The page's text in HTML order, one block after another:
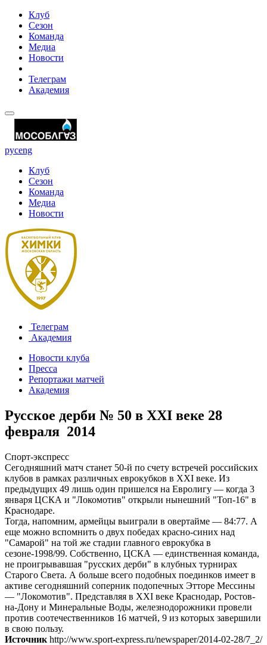
Клуб
Сезон
Команда
Медиа
Новости
Телеграм
Академия
русeng
Клуб
Сезон
Команда
Медиа
Новости
Телеграм
Академия
Новости клуба
Пресса
Репортажи матчей
Академия
Русское дерби № 50 в XXI веке 28
февраля 2014
Спорт-экспресс
Сегодняшний матч станет 50-й по счету встречей российских
клубов в рамках различных еврокубков в XXI веке. Из
предыдущих 49 лишь один пришелся на Евролигу — когда 3
января ЦСКА и "Локомотив" открыли нынешний "Топ-16" в
Краснодаре.
Тогда, напомним, армейцы выиграли в овертайме — 84:77. А
еще можно вспомнить о двух победах красно-синих над
"Самарой" на той же стадии главного еврокубка в
сезоне-1998/99. Собственно, ЦСКА — единственная команда,
не проигрывавшая "русских дерби" в клубных турнирах
Старого Света. А больше всего подобных поединков имеет в
активе сегодняшний соперник подопечных Этторе Мессины
— "Локомотив". Представляя в XXI веке Краснодар, Ростов-
на-Дону и Минеральные Воды, железнодорожники провели
против соотечественников 16 матчей, 9 из которых завершили
в свою пользу.
Источник http://www.sport-express.ru/newspaper/2014-02-28/7_2/